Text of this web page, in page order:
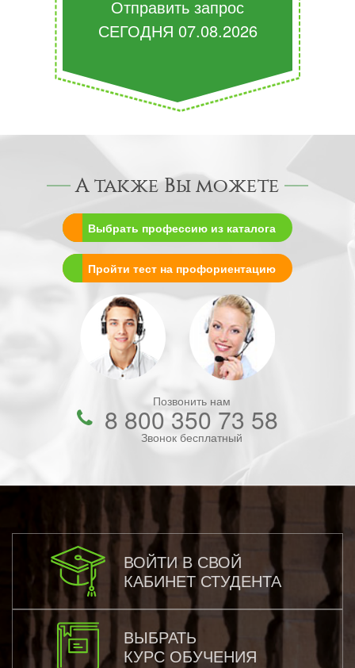
Отправить запрос
СЕГОДНЯ 07.08.2026
А также Вы можете
Выбрать профессию из каталога
Пройти тест на профориентацию
Позвонить нам
8 800 350 73 58
Звонок бесплатный
ВОЙТИ В СВОЙ
КАБИНЕТ СТУДЕНТА
ВЫБРАТЬ
КУРС ОБУЧЕНИЯ